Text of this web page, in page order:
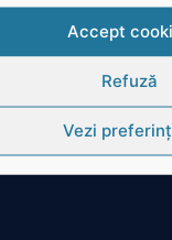
Accept
Refuză
Vezi